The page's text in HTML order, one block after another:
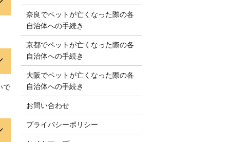
で
奈良でペットが亡くなった際の各
自治体への手続き
京都でペットが亡くなった際の各
自治体への手続き
大阪でペットが亡くなった際の各
自治体への手続き
お問い合わせ
プライバシーポリシー